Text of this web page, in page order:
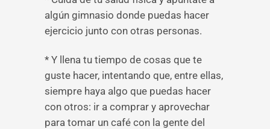
algún gimnasio donde puedas hacer
ejercicio junto con otras personas.
* Y llena tu tiempo de cosas que te
guste hacer, intentando que, entre ellas,
siempre haya algo que puedas hacer
con otros: ir a comprar y aprovechar
para tomar un café con la gente del